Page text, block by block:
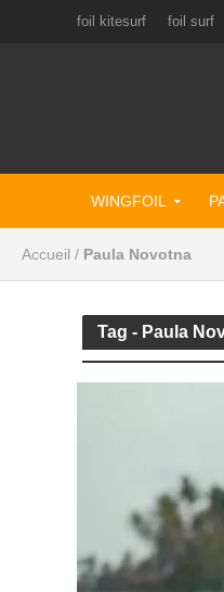
foil kitesurf foil surf
WINGFOIL
Accueil / Paula Novotna
Tag - Paula